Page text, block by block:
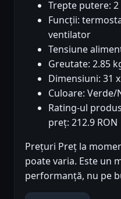
Trepte putere: 2
Funcții:
ventilator
Tensiune
Greutate: 2.85
Dimensiuni: 31
Culoare: Verde/
Rating-ul
preț: 212.9 RON
Prețuri Preț la
poate varia. Este un
performanță, nu pe